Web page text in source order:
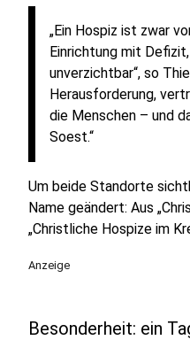
„Ein Hospiz ist zwar
Einrichtung mit
unverzichtbar“, so
Herausforderung,
die Menschen – und
Soest.“
Um beide Standorte
Name geändert: Aus
„Christliche Hospize im
Anzeige
Besonderheit: ein